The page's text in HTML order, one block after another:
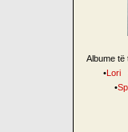
Albume të
•Lori
•